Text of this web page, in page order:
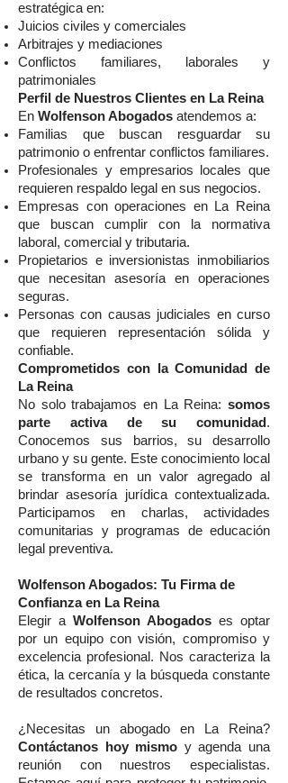
estratégica en:
Juicios civiles y comerciales
Arbitrajes y mediaciones
Conflictos familiares, laborales y
patrimoniales
Perfil de Nuestros Clientes en La Reina
En Wolfenson Abogados atendemos a:
Familias que buscan resguardar su
patrimonio o enfrentar conflictos familiares.
Profesionales y empresarios locales que
requieren respaldo legal en sus negocios.
Empresas con operaciones en La Reina
que buscan cumplir con la normativa
laboral, comercial y tributaria.
Propietarios e inversionistas inmobiliarios
que necesitan asesoría en operaciones
seguras.
Personas con causas judiciales en curso
que requieren representación sólida y
confiable.
Comprometidos con la Comunidad de
La Reina
No solo trabajamos en La Reina: somos
parte activa de su comunidad .
Conocemos sus barrios, su desarrollo
urbano y su gente. Este conocimiento local
se transforma en un valor agregado al
brindar asesoría jurídica contextualizada.
Participamos en charlas, actividades
comunitarias y programas de educación
legal preventiva.
Wolfenson Abogados: Tu Firma de
Confianza en La Reina
Elegir a Wolfenson Abogados es optar
por un equipo con visión, compromiso y
excelencia profesional. Nos caracteriza la
ética, la cercanía y la búsqueda constante
de resultados concretos.
¿Necesitas un abogado en La Reina?
Contáctanos hoy mismo y agenda una
reunión con nuestros especialistas.